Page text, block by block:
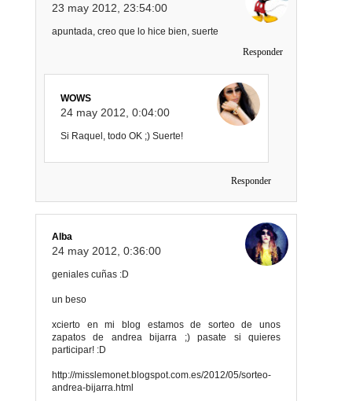
23 may 2012, 23:54:00
apuntada, creo que lo hice bien, suerte
Responder
WOWS
24 may 2012, 0:04:00
Si Raquel, todo OK ;) Suerte!
Responder
Alba
24 may 2012, 0:36:00
geniales cuñas :D
un beso
xcierto en mi blog estamos de sorteo de unos
zapatos de andrea bijarra ;) pasate si quieres
participar! :D
http://misslemonet.blogspot.com.es/2012/05/sorteo-
andrea-bijarra.html